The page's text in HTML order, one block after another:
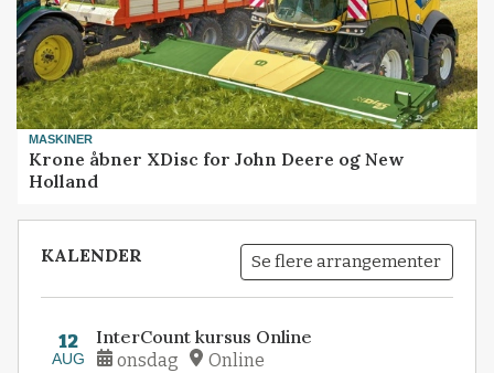
MASKINER
Krone åbner XDisc for John Deere og New
Holland
KALENDER Se flere arrangementer
12
AUG
InterCount kursus Online
onsdag Online